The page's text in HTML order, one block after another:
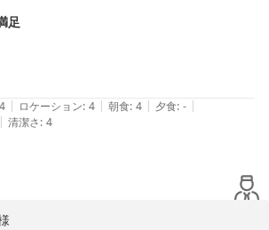
の内
足
4 | ロケーション: 4 | 朝食: 4 | 夕食: - |
| 清潔さ: 4